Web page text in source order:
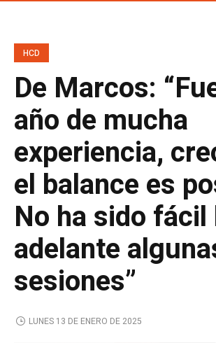
HCD
De Marcos:
año de mucha
experiencia,
el balance es
No ha sido
adelante
sesiones”
LUNES 13 DE ENERO DE 2025